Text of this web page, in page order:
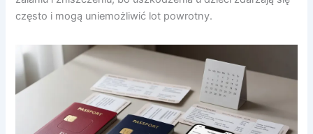
często i mogą uniemożliwić lot powrotny.